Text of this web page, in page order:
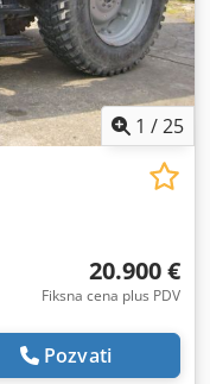
1 /25
20.900 €
Fiksna cena plus PDV
Pozvati